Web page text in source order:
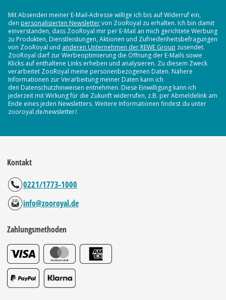
Mit Absenden meiner E-Mail-Adresse willige ich bis auf Widerruf ein,
den personalisierten Newslettervon ZooRoyal zu erhalten. Ich bin damit
einverstanden, dass ZooRoyal mir per E-Mail an mich gerichtete Werbung
zu Produkten, Dienstleistungen, Aktionen und Zufriedenheitsbefragungen
von ZooRoyal und anderen Unternehmen der REWE Group zusendet.
ZooRoyal darf zur Werbeoptimierung die Öffnung der E-Mails sowie
Klicks auf enthaltene Links erheben und analysieren. Zu diesem Zweck
verarbeitet ZooRoyal meine personenbezogenen Daten. Nähere
Informationen zur Verarbeitung meiner Daten kann ich
den Datenschutzhinweisen entnehmen. Diese Einwilligung kann ich
jederzeit mit Wirkung für die Zukunft widerrufen, z.B. per Abmeldelink am
Ende eines jeden Newsletters. Weitere Informationen findest du unter
zooroyal.de/newsletter/.
Kontakt
0221/1773-1000
info@zooroyal.de
Zahlungsmethoden